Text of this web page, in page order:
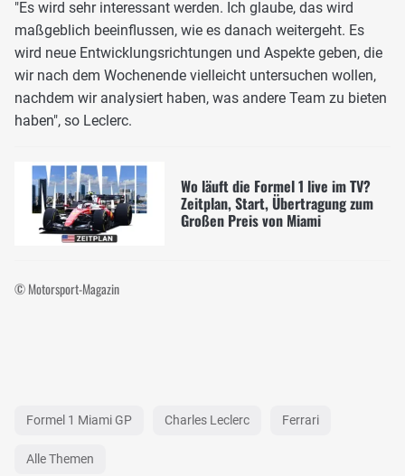
"Es wird sehr interessant werden. Ich glaube, das wird
maßgeblich beeinflussen, wie es danach weitergeht. Es
wird neue Entwicklungsrichtungen und Aspekte geben, die
wir nach dem Wochenende vielleicht untersuchen wollen,
nachdem wir analysiert haben, was andere Team zu bieten
haben", so Leclerc.
Wo läuft die Formel 1 live im TV?
Zeitplan, Start, Übertragung zum
Großen Preis von Miami
© Motorsport-Magazin
Formel 1 Miami GP Charles Leclerc Ferrari
Alle Themen